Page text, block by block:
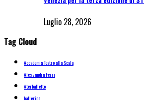
Luglio 28, 2026
Tag Cloud
Accademia Teatro alla Scala
Alessandra Ferri
Aterballetto
ballerina